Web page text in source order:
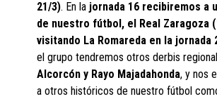
21/3). En la jornada 16 recibiremos a
de nuestro fútbol, el Real Zaragoza
visitando La Romareda en la jornada
el grupo tendremos otros derbis
Alcorcón y Rayo Majadahonda, y nos
a otros históricos de nuestro fútbol